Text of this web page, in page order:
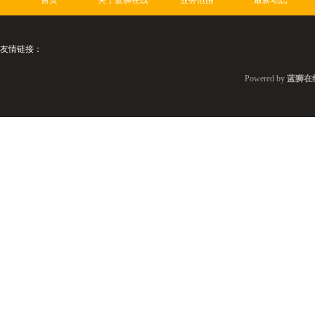
友情链接：
Powered by 蓝狮在